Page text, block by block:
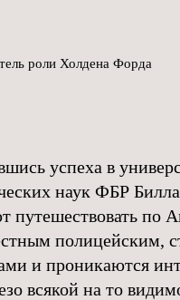
роли Холдена Форда
успеха в
наук ФБР
путешествовать по
полицейским,
и проникаются
всякой на то